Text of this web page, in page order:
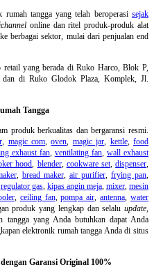
rumah tanggayang telah beroperasisejak
online dan ritel produk-produk alat
berbagai sektor, mulai dari penjualan end
retail yang berada di Ruko Harco, Blok P,
di Ruko Glodok Plaza, Komplek, Jl.
Tangga
produk berkualitas dan bergaransi resmi.
magic com,oven magic jar kettle,food
exhaust fan, ventilating fan, wall exhaust
hood blender, cookware set,dispenser
, bread maker, air purifier, frying pan
regulator gas, kipas angin meja, mixer,mesin
, ceiling fan,pompa air ,antenna ,water
produk yang lengkap dan selalu update
tangga yang Anda butuhkan dapat Anda
elektronik rumah tangga Anda di situs
Garansi Original 100%